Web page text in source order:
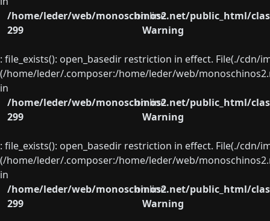
/home/leder/web/monoschinos2.net/public_html/
on line
299
Warning
: file_exists(): open_basedir restriction in effect. File(./
(/home/leder/.composer:/home/leder/web/
in
/home/leder/web/monoschinos2.net/public_html/
on line
299
Warning
: file_exists(): open_basedir restriction in effect. File(./
(/home/leder/.composer:/home/leder/web/
in
/home/leder/web/monoschinos2.net/public_html/
on line
299
Warning